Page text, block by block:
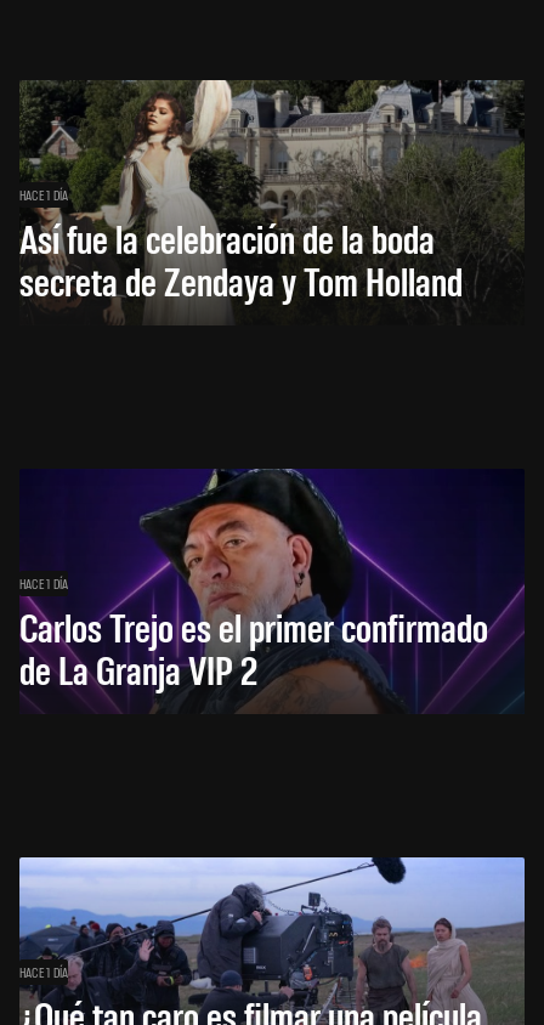
HACE 1 DÍA
Así fue la celebración de la boda
secreta de Zendaya y Tom Holland
HACE 1 DÍA
Carlos Trejo es el primer confirmado
de La Granja VIP 2
HACE 1 DÍA
¿Qué tan caro es filmar una película